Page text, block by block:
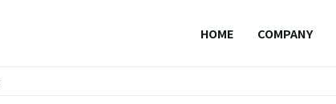
イト | 徳島ホームページ制作・アプリ開発
ット広告の企画・運用からアプリ開発・ホームページ制作・デ
HOME COMPANY